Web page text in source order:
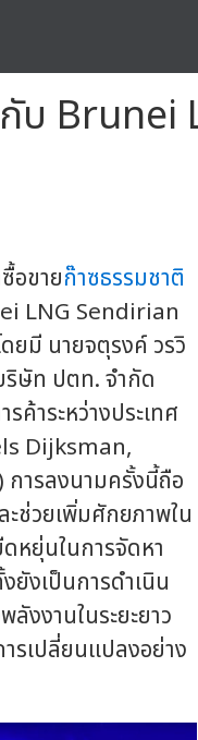
Brunei
อขายก๊าซธรรมชาติ
LNG Sendirian
ยมี นายจตุรงค์ วรวิ
ริษัท ปตท. จำกัด
าระหว่างประเทศ
Dijksman,
ารลงนามครั้งนี้ถือ
ช่วยเพิ่มศักยภาพใน
หยุ่นในการจัดหา
ยังเป็นการดำเนิน
งงานในระยะยาว
รเปลี่ยนแปลงอย่าง